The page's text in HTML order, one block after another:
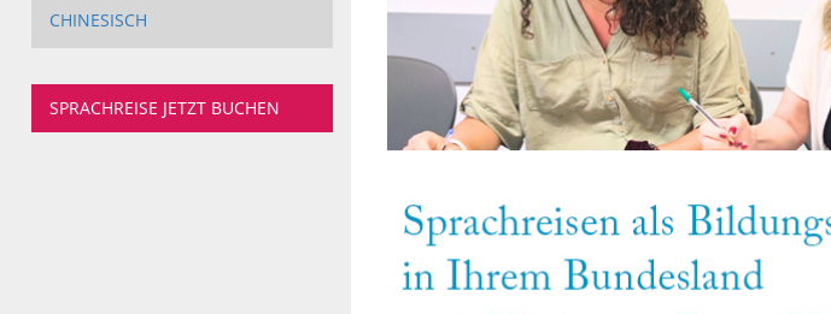
CHINESISCH
SPRACHREISE JETZT BUCHEN